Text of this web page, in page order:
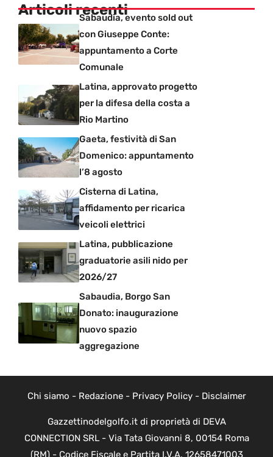
Articoli recentiSabaudia, evento sold out
con Giuseppe Conte:
appuntamento a Corte
Comunale
Latina, approvato progetto
per la difesa della costa a
Rio Martino
Gaeta, festività di San
Domenico: appuntamento
l’8 agosto
Cisterna di Latina,
affidamento per ricarica
veicoli elettrici
Latina, pubblicazione
graduatorie asili nido per
2026/27
Sabaudia, Borgo San
Donato: inaugurazione
nuovo spazio
aggregazione
Chi siamo - Redazione- Privacy Policy- Disclaimer
Gazzettinodelgolfo.it di proprietà di DEVA
CONNECTION SRL - Via Tata Giovanni 8, 00154 Roma
(RM) - Codice Fiscale e Partita I.V.A. 12658471003